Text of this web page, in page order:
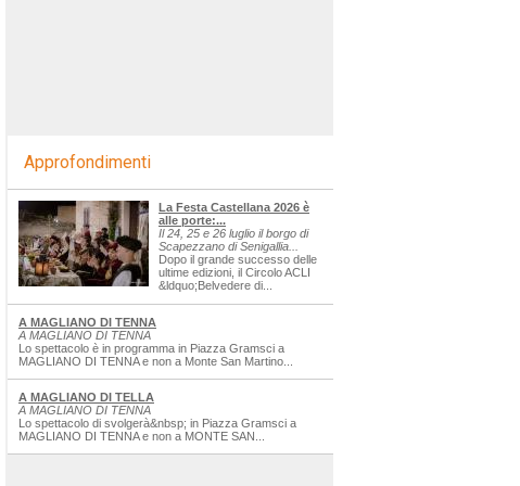
Approfondimenti
La Festa Castellana 2026 è
alle porte:...
Il 24, 25 e 26 luglio il borgo di
Scapezzano di Senigallia...
Dopo il grande successo delle
ultime edizioni, il Circolo ACLI
&ldquo;Belvedere di...
A MAGLIANO DI TENNA
A MAGLIANO DI TENNA
Lo spettacolo è in programma in Piazza Gramsci a
MAGLIANO DI TENNA e non a Monte San Martino...
A MAGLIANO DI TELLA
A MAGLIANO DI TENNA
Lo spettacolo di svolgerà&nbsp; in Piazza Gramsci a
MAGLIANO DI TENNA e non a MONTE SAN...